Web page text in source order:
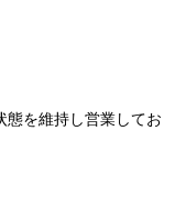
態を維持し営業してお